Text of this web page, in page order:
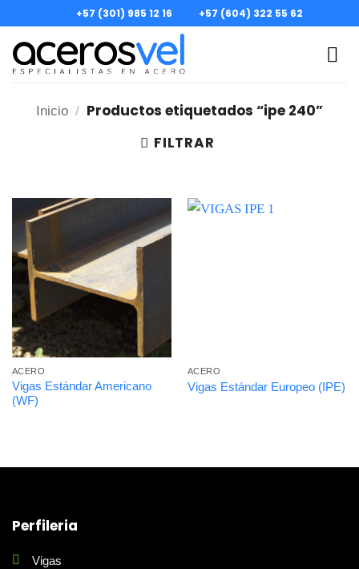
to
content
+57 (301) 985 12 16 +57 (604) 322 55 62
Inicio / Productos etiquetados “ipe 240”
FILTRAR
ACERO
Vigas Estándar Americano
(WF)
ACERO
Vigas Estándar Europeo (IPE)
Perfileria
Vigas